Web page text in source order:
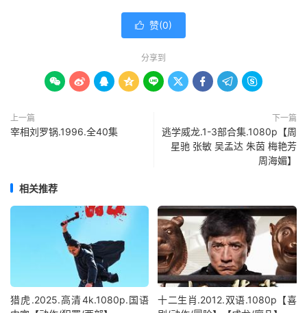
 赞(0)
分享到
        
上一篇
宰相刘罗锅.1996.全40集
下一篇
逃学威龙.1-3部合集.1080p【周
星驰 张敏 吴孟达 朱茵 梅艳芳
周海媚】
相关推荐
猎虎.2025.高清4k.1080p.国语
十二生肖.2012.双语.1080p【喜